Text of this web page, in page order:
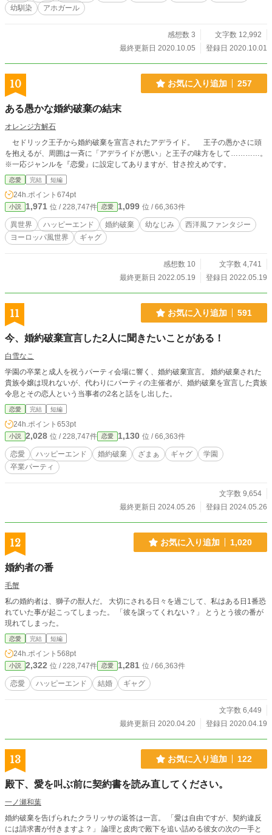
幼馴染
アホガール
感想数 3
文字数 12,992
最終更新日 2020.10.05
登録日 2020.10.01
10 お気に入り追加 257
ある愚かな婚約破棄の結末
オレンジ方解石
セドリック王子から婚約破棄を宣言されたアデライド。 王子の愚かさに頭
を抱えるが、周囲は一斉に「アデライドが悪い」と王子の味方をして…………。
※一応ジャンルを『恋愛』に設定してありますが、甘さ控えめです。
恋愛 完結 短編
24h.ポイント 674pt
小説 1,971 位 / 228,747件 恋愛 1,099 位 / 66,363件
異世界 ハッピーエンド 婚約破棄 幼なじみ
西洋風ファンタジー
ヨーロッパ風世界
ギャグ
感想数 10
文字数 4,741
最終更新日 2022.05.19
登録日 2022.05.19
11 お気に入り追加 591
今、婚約破棄宣言した2人に聞きたいことがある！
白雪なこ
学園の卒業と成人を祝うパーティ会場に響く、婚約破棄宣言。 婚約破棄された
貴族令嬢は現れないが、代わりにパーティの主催者が、婚約破棄を宣言した貴族
令息とその恋人という当事者の2名と話をし出した。
恋愛 完結 短編
24h.ポイント 653pt
小説 2,028 位 / 228,747件 恋愛 1,130 位 / 66,363件
恋愛 ハッピーエンド 婚約破棄 ざまぁ ギャグ
学園
卒業パーティ
文字数 9,654
最終更新日 2024.05.26
登録日 2024.05.26
12 お気に入り追加 1,020
婚約者の番
毛蟹
私の婚約者は、獅子の獣人だ。 大切にされる日々を過ごして、私はある日1番恐
れていた事が起こってしまった。 「彼を譲ってくれない？」 とうとう彼の番が
現れてしまった。
恋愛 完結 短編
24h.ポイント 568pt
小説 2,322 位 / 228,747件 恋愛 1,281 位 / 66,363件
恋愛 ハッピーエンド 結婚 ギャグ
文字数 6,449
最終更新日 2020.04.20
登録日 2020.04.19
13 お気に入り追加 122
殿下、愛を叫ぶ前に契約書を読み直してください。
一ノ瀬和葉
婚約破棄を告げられたクラリッサの返答は一言。 「愛は自由ですが、契約違反
には請求書が付きますよ？」 論理と皮肉で殿下を追い詰める彼女の次の一手と